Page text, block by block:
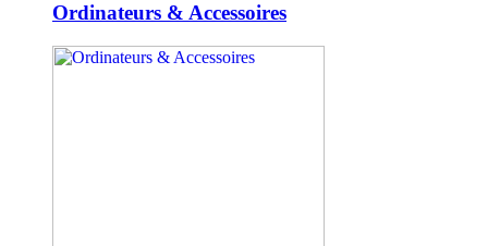
Ordinateurs & Accessoires